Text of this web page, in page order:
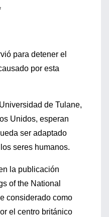
para detener el
por esta
de Tulane,
Unidos, esperan
ser adaptado
seres humanos.
la publicación
of the National
considerado como
el centro británico